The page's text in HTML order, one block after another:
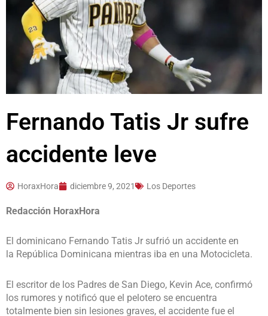
Fernando Tatis Jr sufre
accidente leve
HoraxHora diciembre 9, 2021 Los Deportes
Redacción HoraxHora
El dominicano Fernando Tatis Jr sufrió un accidente en
la República Dominicana mientras iba en una Motocicleta.
El escritor de los Padres de San Diego, Kevin Ace, confirmó
los rumores y notificó que el pelotero se encuentra
totalmente bien sin lesiones graves, el accidente fue el